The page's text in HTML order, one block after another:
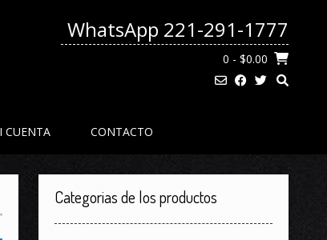
WhatsApp 221-291-1777
0 - $0.00
CUENTA CONTACTO
Categorias de los productos